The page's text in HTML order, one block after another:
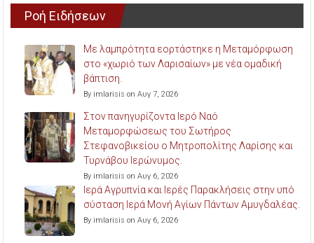
Ροή Ειδήσεων
Με λαμπρότητα εορτάστηκε η Μεταμόρφωση
στο «χωριό των Λαρισαίων» με νέα ομαδική
βάπτιση.
By imlarisis on Αυγ 7, 2026
Στον πανηγυρίζοντα Ιερό Ναό
Μεταμορφώσεως του Σωτήρος
Στεφανοβικείου ο Μητροπολίτης Λαρίσης και
Τυρνάβου Ιερώνυμος.
By imlarisis on Αυγ 6, 2026
Ιερά Αγρυπνία και Ιερές Παρακλήσεις στην υπό
σύσταση Ιερά Μονή Αγίων Πάντων Αμυγδαλέας.
By imlarisis on Αυγ 6, 2026